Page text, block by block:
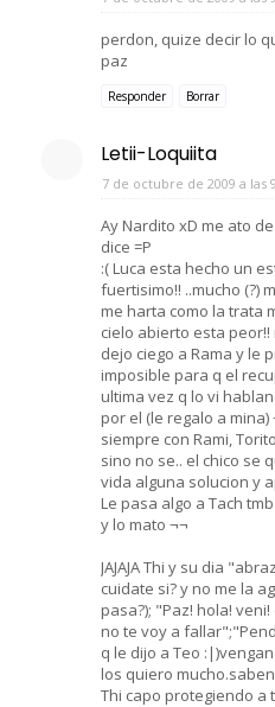
perdon, quize decir lo
paz
Responder Borrar
Letii-Loquiita
7 de octubre de 2009 a las
Ay Nardito xD me ato
dice =P
:( Luca esta hecho un
fuertisimo!! ..mucho (?)
me harta como la trata
cielo abierto esta
dejo ciego a Rama y le
imposible para q el
ultima vez q lo vi
por el (le regalo a
siempre con Rami,
sino no se.. el chico se
vida alguna solucion y
Le pasa algo a Tach
y lo mato ¬¬
JAJAJA Thi y su dia
cuidate si? y no me la
pasa?); "Paz! hola!
no te voy a
q le dijo a Teo
los quiero
Thi capo protegiendo a